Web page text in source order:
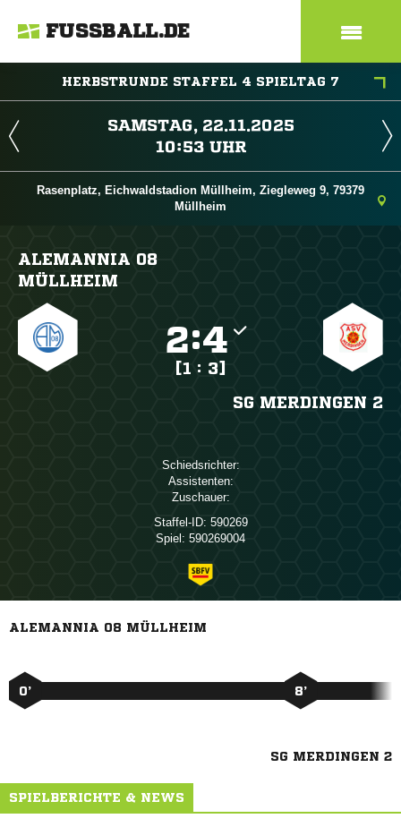
FUSSBALL.DE
HERBSTRUNDE STAFFEL 4 SPIELTAG 7
 
 
Rasenplatz, Eichwaldstadion Müllheim, Ziegleweg 9, 79379
Müllheim
ALEMANNIA 08
MÜLLHEIM
:
[1 : 3]
SG MERDINGEN 2
Schiedsrichter:
Assistenten:
Zuschauer:
Staffel-ID: 590269
Spiel: 590269004
ALEMANNIA 08 MÜLLHEIM
0’ 8’
SG MERDINGEN 2
SPIELBERICHTE & NEWS